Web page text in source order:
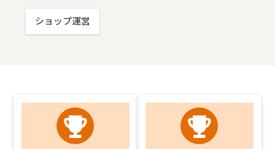
ショップ運営